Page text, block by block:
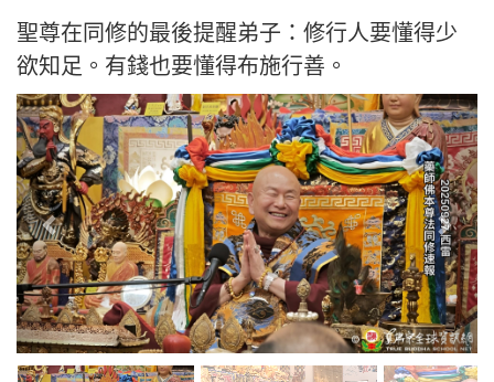
聖尊在同修的最後提醒弟子：修行人要懂得少
欲知足。有錢也要懂得布施行善。